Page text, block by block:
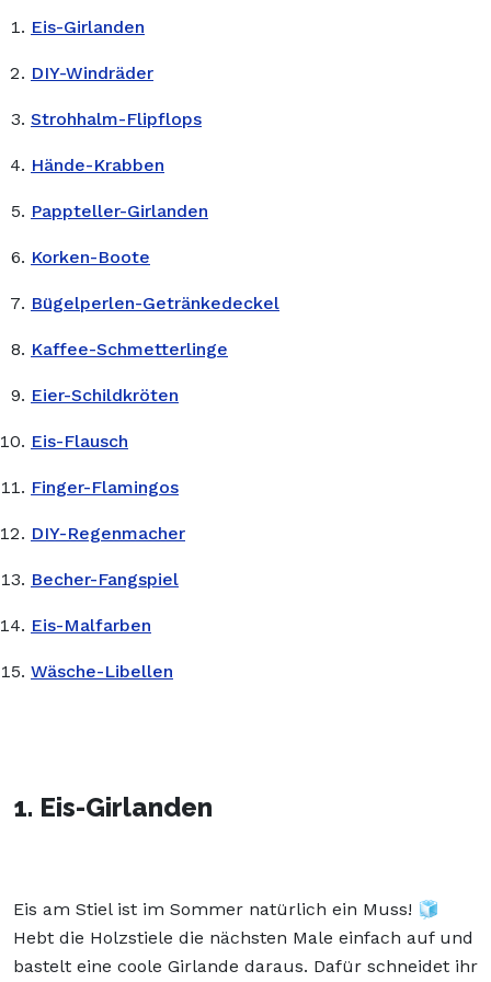
Eis-Girlanden
DIY-Windräder
Strohhalm-Flipflops
Hände-Krabben
Pappteller-Girlanden
Korken-Boote
Bügelperlen-Getränkedeckel
Kaffee-Schmetterlinge
Eier-Schildkröten
Eis-Flausch
Finger-Flamingos
DIY-Regenmacher
Becher-Fangspiel
Eis-Malfarben
Wäsche-Libellen
1. Eis-Girlanden
Eis am Stiel ist im Sommer natürlich ein Muss! 🧊
Hebt die Holzstiele die nächsten Male einfach auf und
bastelt eine coole Girlande daraus. Dafür schneidet ihr